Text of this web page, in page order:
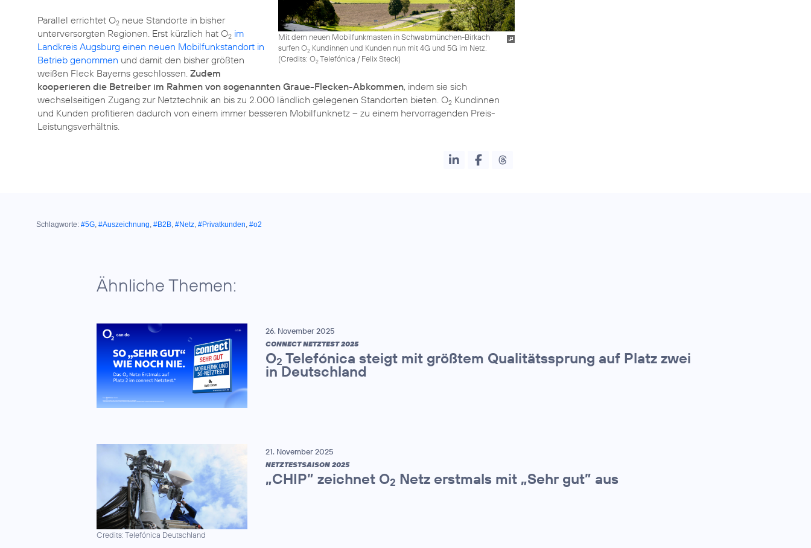
Mit dem neuen Mobilfunkmasten in Schwabmünchen-Birkach
surfen O2Kundinnen und Kunden nun mit 4G und 5G im Netz.
(Credits: O2Telefónica / Felix Steck)
Parallel errichtet O2 neue Standorte in bisher
unterversorgten Regionen. Erst kürzlich hat O2 im
Landkreis Augsburg einen neuen Mobilfunkstandort in
Betrieb genommen und damit den bisher größten
weißen Fleck Bayerns geschlossen. Zudem
kooperieren die Betreiber im Rahmen von sogenannten Graue-Flecken-Abkommen, indem sie sich
wechselseitigen Zugang zur Netztechnik an bis zu 2.000 ländlich gelegenen Standorten bieten. O2 Kundinnen
und Kunden profitieren dadurch von einem immer besseren Mobilfunknetz – zu einem hervorragenden Preis-
Leistungsverhältnis.
Schlagworte: #5G #Auszeichnung #B2B #Netz #Privatkunden #o2
Ähnliche Themen:
26. November 2025
CONNECT NETZTEST 2025
O2 Telefónica steigt mit größtem Qualitätssprung auf Platz zwei
in Deutschland
Credits: Telefónica Deutschland
21. November 2025
NETZTESTSAISON 2025
„CHIP” zeichnet O2 Netz erstmals mit „Sehr gut” aus